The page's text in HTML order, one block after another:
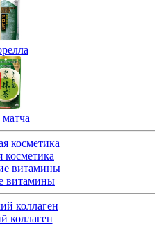
косметика
витамины
коллаген